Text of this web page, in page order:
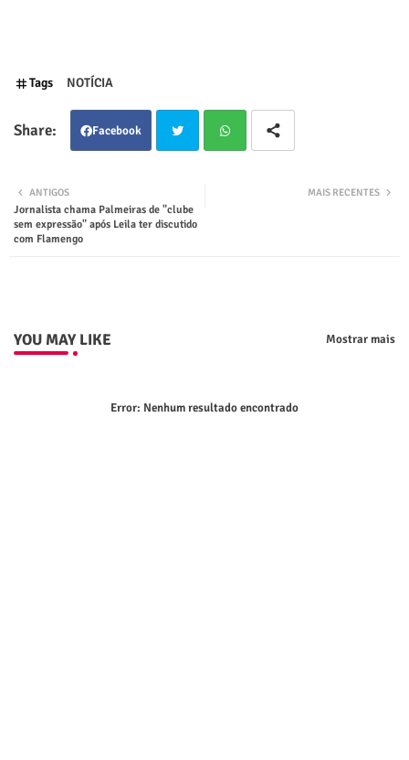
Tags NOTÍCIA
Facebook
ter
MAIS RECENTES
ANTIGOS
Jornalista chama Palmeiras de "clube
sem expressão" após Leila ter discutido
com Flamengo
YOU MAY LIKE Mostrar mais
Error: Nenhum resultado encontrado